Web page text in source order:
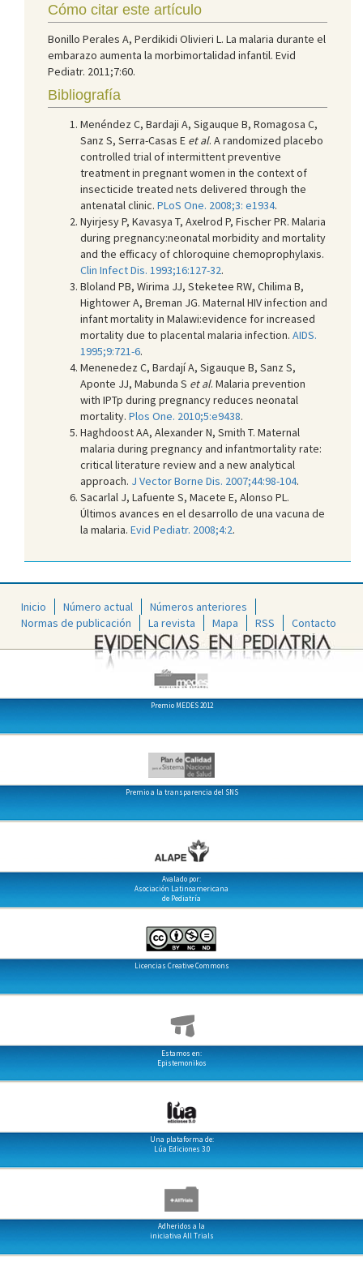
Cómo citar este artículo
Bonillo Perales A, Perdikidi Olivieri L. La malaria durante el
embarazo aumenta la morbimortalidad infantil. Evid
Pediatr. 2011;7:60.
Bibliografía
Menéndez C, Bardaji A, Sigauque B, Romagosa C,
Sanz S, Serra-Casas E et al. A randomized placebo
controlled trial of intermittent preventive
treatment in pregnant women in the context of
insecticide treated nets delivered through the
antenatal clinic. PLoS One. 2008;3: e1934.
Nyirjesy P, Kavasya T, Axelrod P, Fischer PR. Malaria
during pregnancy:neonatal morbidity and mortality
and the efficacy of chloroquine chemoprophylaxis.
Clin Infect Dis. 1993;16:127-32.
Bloland PB, Wirima JJ, Steketee RW, Chilima B,
Hightower A, Breman JG. Maternal HIV infection and
infant mortality in Malawi:evidence for increased
mortality due to placental malaria infection. AIDS.
1995;9:721-6.
Menenedez C, Bardají A, Sigauque B, Sanz S,
Aponte JJ, Mabunda S et al. Malaria prevention
with IPTp during pregnancy reduces neonatal
mortality. Plos One. 2010;5:e9438.
Haghdoost AA, Alexander N, Smith T. Maternal
malaria during pregnancy and infantmortality rate:
critical literature review and a new analytical
approach. J Vector Borne Dis. 2007;44:98-104.
Sacarlal J, Lafuente S, Macete E, Alonso PL.
Últimos avances en el desarrollo de una vacuna de
la malaria. Evid Pediatr. 2008;4:2.
Inicio Número actual
Números anteriores
Normas de publicación
La revista Mapa RSS Contacto
Premio MEDES 2012
Premio a la transparencia del SNS
Avalado por:
Asociación Latinoamericana
de Pediatría
Licencias Creative Commons
Estamos en:
Epistemonikos
Una plataforma de:
Lúa Ediciones 3.0
Adheridos a la
iniciativa All Trials